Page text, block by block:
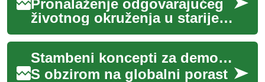
Pronalaženje odgovarajućeg
životnog okruženja u starijem
dobu ključno je za održavanje
kvaliteta života,
nezavisnosti...
Stambeni koncepti za demografiju starijih
S obzirom na globalni porast